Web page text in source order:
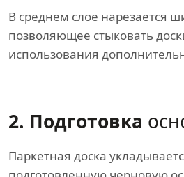
В среднем слое нарезается
позволяющее стыковать
использования
2. Подготовка
Паркетная доска